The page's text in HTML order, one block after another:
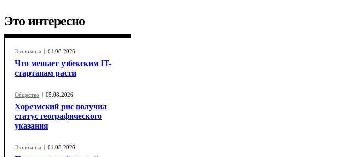
Это интересно
Экономика 01.08.2026
Что мешает узбекским IT-
стартапам расти
Общество 05.08.2026
Хорезмский рис получил
статус географического
указания
Экономика 01.08.2026